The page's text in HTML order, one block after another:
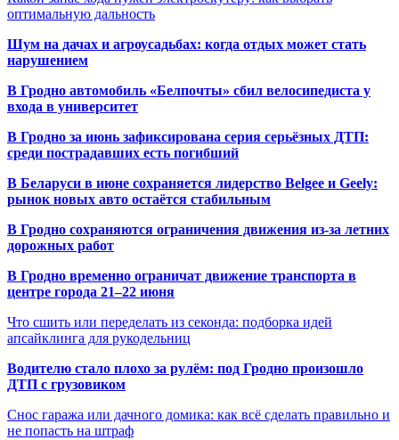
оптимальную дальность
Шум на дачах и агроусадьбах: когда отдых может стать
нарушением
В Гродно автомобиль «Белпочты» сбил велосипедиста у
входа в университет
В Гродно за июнь зафиксирована серия серьёзных ДТП:
среди пострадавших есть погибший
В Беларуси в июне сохраняется лидерство Belgee и Geely:
рынок новых авто остаётся стабильным
В Гродно сохраняются ограничения движения из-за летних
дорожных работ
В Гродно временно ограничат движение транспорта в
центре города 21–22 июня
Что сшить или переделать из секонда: подборка идей
апсайклинга для рукодельниц
Водителю стало плохо за рулём: под Гродно произошло
ДТП с грузовиком
Снос гаража или дачного домика: как всё сделать правильно и
не попасть на штраф